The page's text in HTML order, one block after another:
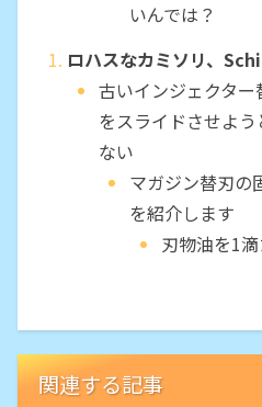
いんでは？
ロハスなカミソリ、
古いインジェクタ
をスライドさせよ
ない
マガジン替刃の
を紹介します
刃物油を1
関連する記事